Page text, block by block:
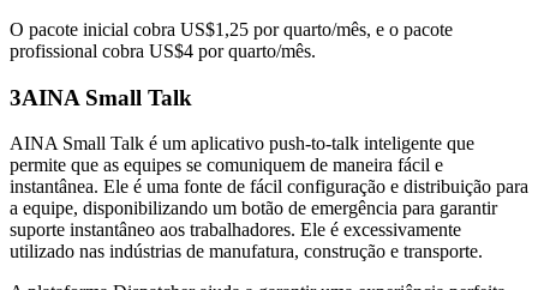
O pacote inicial cobra US$1,25 por quarto/mês, e o pacote
profissional cobra US$4 por quarto/mês.
3AINA Small Talk
AINA Small Talk é um aplicativo push-to-talk inteligente que
permite que as equipes se comuniquem de maneira fácil e
instantânea. Ele é uma fonte de fácil configuração e distribuição para
a equipe, disponibilizando um botão de emergência para garantir
suporte instantâneo aos trabalhadores. Ele é excessivamente
utilizado nas indústrias de manufatura, construção e transporte.